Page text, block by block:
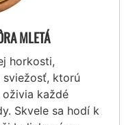
MLETÁ
horkosti,
sviežosť, ktorú
oživia každé
Skvele sa hodí k